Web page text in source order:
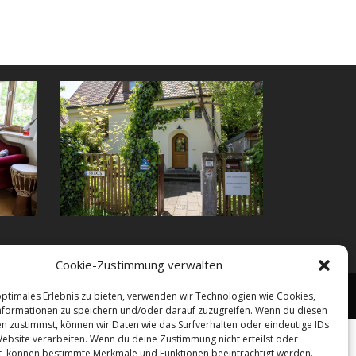
Cookie-Zustimmung verwalten
Erlebnis zu bieten, verwenden wir Technologien wie Cookies,
zu speichern und/oder darauf zuzugreifen. Wenn du diesen
zustimmst, können wir Daten wie das Surfverhalten oder eindeutige IDs
verarbeiten. Wenn du deine Zustimmung nicht erteilst oder
können bestimmte Merkmale und Funktionen beeinträchtigt werden.
Ausbildung Impressum Datenschutz